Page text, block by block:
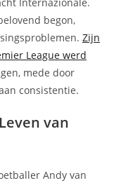
begon,
Zijn
League werd
mede door
consistentie.
van
Andy van